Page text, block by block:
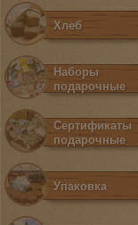
Хлеб
Наборы
подарочные
Сертификаты
подарочные
Упаковка